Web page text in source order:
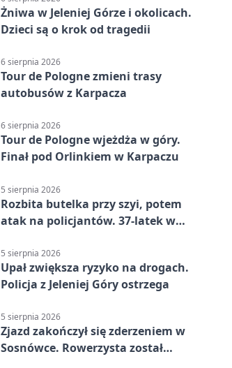
Żniwa w Jeleniej Górze i okolicach.
Dzieci są o krok od tragedii
6 sierpnia 2026
Tour de Pologne zmieni trasy
autobusów z Karpacza
6 sierpnia 2026
Tour de Pologne wjeżdża w góry.
Finał pod Orlinkiem w Karpaczu
5 sierpnia 2026
Rozbita butelka przy szyi, potem
atak na policjantów. 37-latek w
5 sierpnia 2026
Upał zwiększa ryzyko na drogach.
Policja z Jeleniej Góry ostrzega
5 sierpnia 2026
Zjazd zakończył się zderzeniem w
Sosnówce. Rowerzysta został